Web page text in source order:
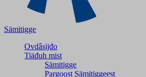
Sämitigge
Ovdâsijđo
Tiäđuh mist
Sämitigge
Pargoost Sämitiggeest